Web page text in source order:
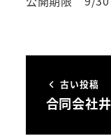
古い投稿
合同会社